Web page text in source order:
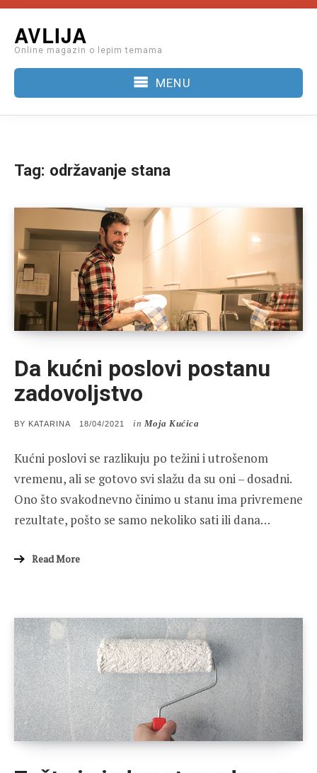
content
AVLIJA
Online magazin o lepim temama
MENU
Tag: održavanje stana
Da kućni poslovi postanu
zadovoljstvo
BY KATARINA
POSTED
18/04/2021 in Moja Kućica
Kućni poslovi se razlikuju po težini i utrošenom
vremenu, ali se gotovo svi slažu da su oni – dosadni.
Ono što svakodnevno činimo u stanu ima privremene
rezultate, pošto se samo nekoliko sati ili dana…
Read More